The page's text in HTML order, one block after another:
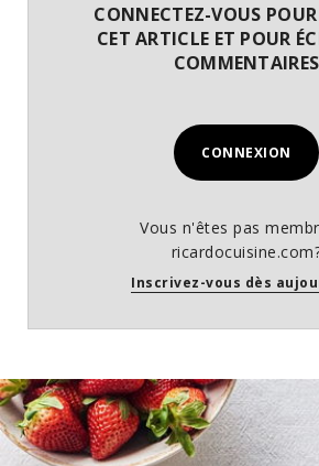
CONNECTEZ-VOUS POUR
CET ARTICLE ET POUR
COMMENTAIRES
CONNEXION
Vous n'êtes pas
Inscrivez-vous dès